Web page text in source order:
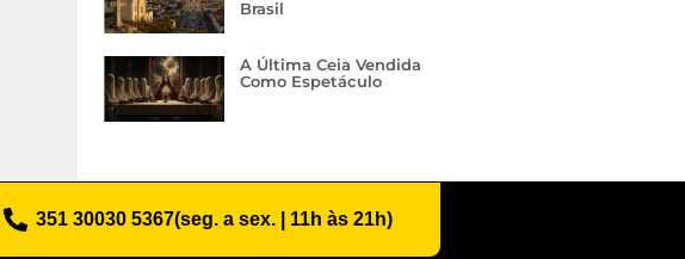
Brasil
A Última Ceia Vendida
Como Espetáculo
351 30030 5367(seg. a sex. | 11h às 21h)